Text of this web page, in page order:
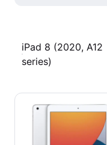
iPad 8 (2020, A12
series)